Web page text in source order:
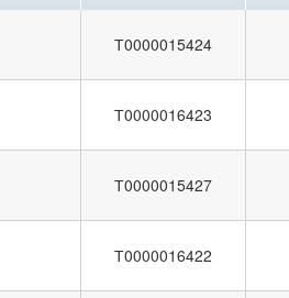
Т0000015424
Т0000016423
Т0000015427
Т0000016422